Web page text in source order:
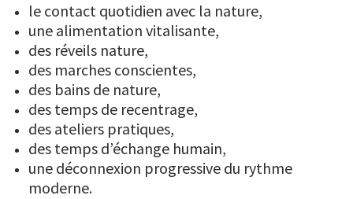
le contact quotidien avec la nature,
une alimentation vitalisante,
des réveils nature,
des marches conscientes,
des bains de nature,
des temps de recentrage,
des ateliers pratiques,
des temps d’échange humain,
une déconnexion progressive du rythme
moderne.